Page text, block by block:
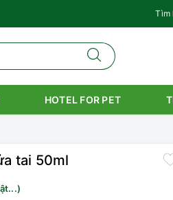
Tìm
HOTEL FOR PET
tai 50ml